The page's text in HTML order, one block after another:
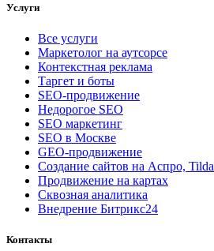
Услуги
Все услуги
Маркетолог на аутсорсе
Контекстная реклама
Таргет и боты
SEO-продвижение
Недорогое SEO
SEO маркетинг
SEO в Москве
GEO-продвижение
Создание сайтов на Аспро, Tilda
Продвижение на картах
Сквозная аналитика
Внедрение Битрикс24
Контакты